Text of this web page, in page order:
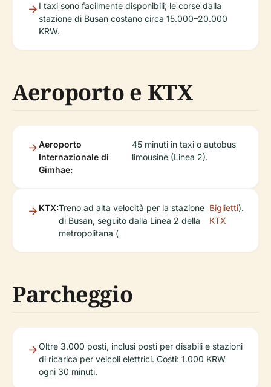
I taxi sono facilmente disponibili; le corse dalla
stazione di Busan costano circa 15.000–20.000
KRW.
Aeroporto e KTX
Aeroporto
Internazionale di
Gimhae:
45 minuti in taxi o autobus
limousine (Linea 2).
KTX:Treno ad alta velocità per la stazione
di Busan, seguito dalla Linea 2 della
metropolitana (
Biglietti
KTX
).
Parcheggio
Oltre 3.000 posti, inclusi posti per disabili e stazioni
di ricarica per veicoli elettrici. Costi: 1.000 KRW
ogni 30 minuti.